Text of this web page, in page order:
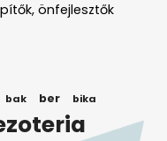
önfejlesztők
bak ber bika